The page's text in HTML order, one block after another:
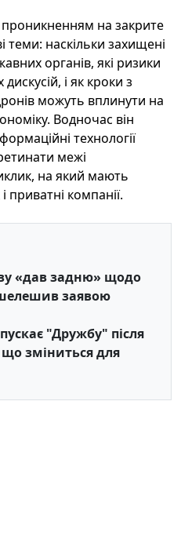
на закрите
теми: наскільки захищені
органів, які ризики
і як кроки з
можуть вплинути на
Водночас він
технології
межі
на який мають
приватні компанії.
«дав задню» щодо
заявою
"Дружбу" після
зміниться для